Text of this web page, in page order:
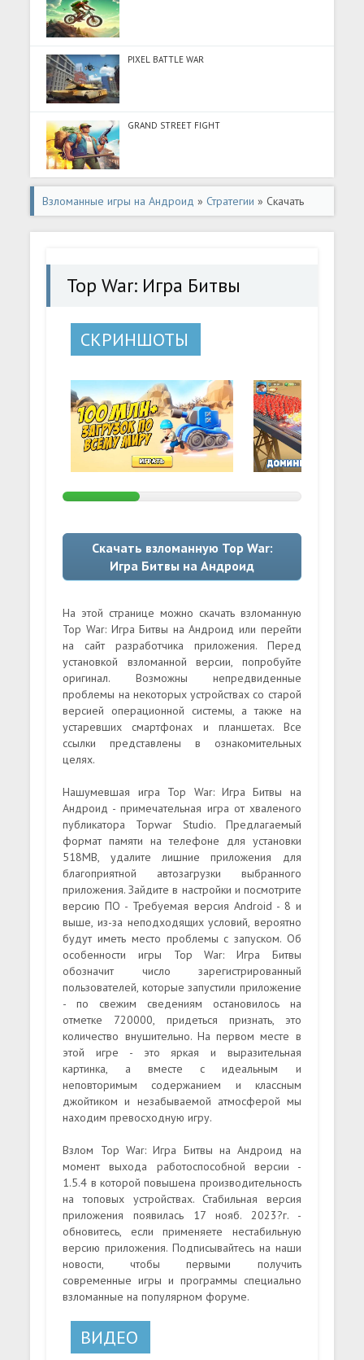
PIXEL BATTLE WAR
GRAND STREET FIGHT
Взломанные игры на Андроид » Стратегии » Скачать
Top War: Игра Битвы (Много денег) на Андроид
Top War: Игра Битвы
СКРИНШОТЫ
Скачать взломанную Top War:
Игра Битвы на Андроид
На этой странице можно скачать взломанную
Top War: Игра Битвы на Андроид или перейти
на сайт разработчика приложения. Перед
установкой взломанной версии, попробуйте
оригинал. Возможны непредвиденные
проблемы на некоторых устройствах со старой
версией операционной системы, а также на
устаревших смартфонах и планшетах. Все
ссылки представлены в ознакомительных
целях.
Нашумевшая игра Top War: Игра Битвы на
Андроид - примечательная игра от хваленого
публикатора Topwar Studio. Предлагаемый
формат памяти на телефоне для установки
518MB, удалите лишние приложения для
благоприятной автозагрузки выбранного
приложения. Зайдите в настройки и посмотрите
версию ПО - Требуемая версия Android - 8 и
выше, из-за неподходящих условий, вероятно
будут иметь место проблемы с запуском. Об
особенности игры Top War: Игра Битвы
обозначит число зарегистрированный
пользователей, которые запустили приложение
- по свежим сведениям остановилось на
отметке 720000, придеться признать, это
количество внушительно. На первом месте в
этой игре - это яркая и выразительная
картинка, а вместе с идеальным и
неповторимым содержанием и классным
джойтиком и незабываемой атмосферой мы
находим превосходную игру.
Взлом Top War: Игра Битвы на Андроид на
момент выхода работоспособной версии -
1.5.4 в которой повышена производительность
на топовых устройствах. Стабильная версия
приложения появилась 17 нояб. 2023?г. -
обновитесь, если применяете нестабильную
версию приложения. Подписывайтесь на наши
новости, чтобы первыми получить
современные игры и программы специально
взломанные на популярном форуме.
ВИДЕО